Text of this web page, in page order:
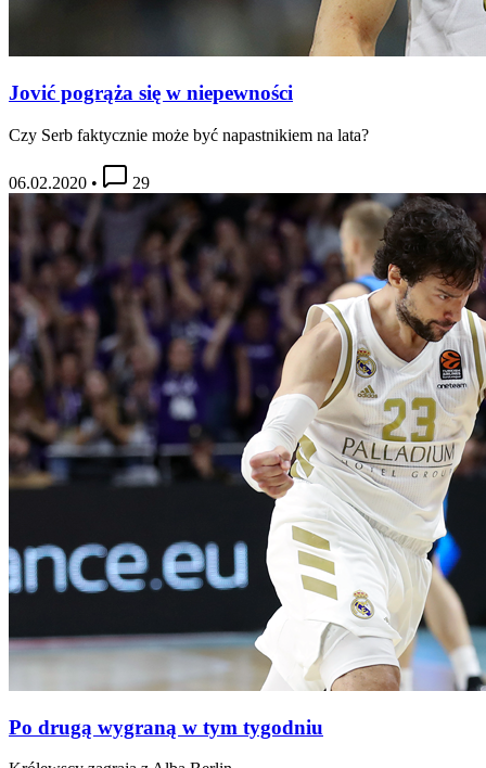
Jović pogrąża się w niepewności
Czy Serb faktycznie może być napastnikiem na lata?
06.02.2020 • 29
Po drugą wygraną w tym tygodniu